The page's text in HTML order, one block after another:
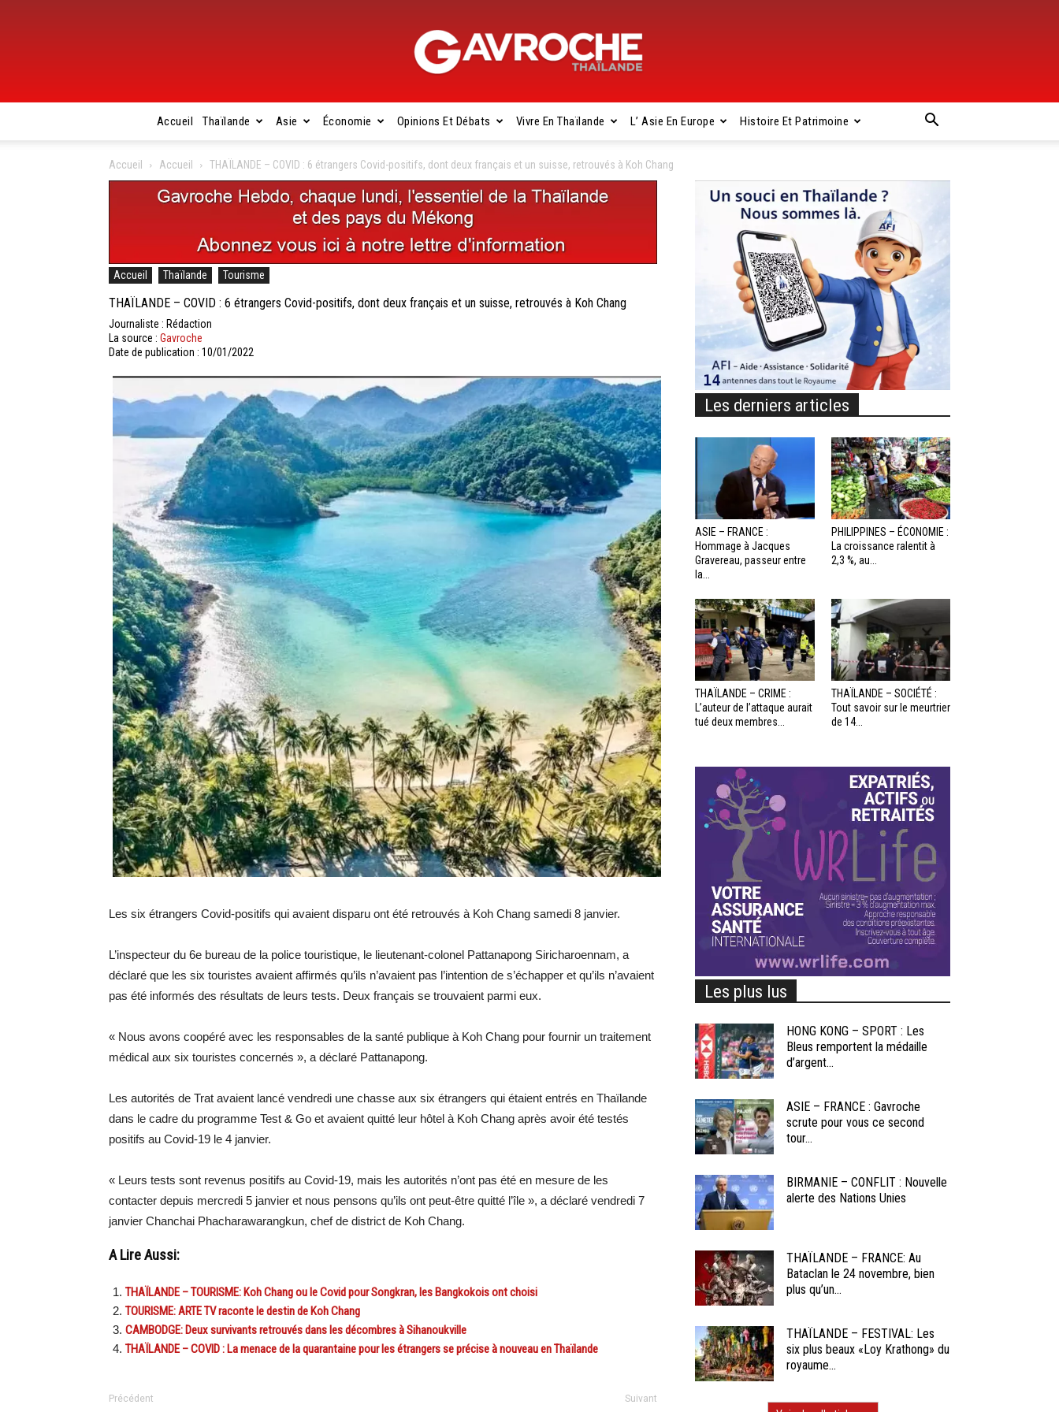
Gavroche
Accueil Thaïlande Asie Économie Opinions Et Débats Vivre En Thaïlande L’ Asie En Europe Histoire Et Patrimoine
Accueil Accueil THAÏLANDE – COVID : 6 étrangers Covid-positifs, dont deux français et un suisse, retrouvés à Koh Chang
Accueil Thaïlande Tourisme
THAÏLANDE – COVID : 6 étrangers Covid-positifs, dont deux français et un suisse, retrouvés à Koh Chang
Journaliste : Rédaction
La source : Gavroche
Date de publication : 10/01/2022
Les six étrangers Covid-positifs qui avaient disparu ont été retrouvés à Koh Chang samedi 8 janvier.
L’inspecteur du 6e bureau de la police touristique, le lieutenant-colonel Pattanapong Siricharoennam, a
déclaré que les six touristes avaient affirmés qu’ils n’avaient pas l’intention de s’échapper et qu’ils n’avaient
pas été informés des résultats de leurs tests. Deux français se trouvaient parmi eux.
« Nous avons coopéré avec les responsables de la santé publique à Koh Chang pour fournir un traitement
médical aux six touristes concernés », a déclaré Pattanapong.
Les autorités de Trat avaient lancé vendredi une chasse aux six étrangers qui étaient entrés en Thaïlande
dans le cadre du programme Test & Go et avaient quitté leur hôtel à Koh Chang après avoir été testés
positifs au Covid-19 le 4 janvier.
« Leurs tests sont revenus positifs au Covid-19, mais les autorités n’ont pas été en mesure de les
contacter depuis mercredi 5 janvier et nous pensons qu’ils ont peut-être quitté l’île », a déclaré vendredi 7
janvier Chanchai Phacharawarangkun, chef de district de Koh Chang.
A Lire Aussi:
THAÏLANDE – TOURISME: Koh Chang ou le Covid pour Songkran, les Bangkokois ont choisi
TOURISME: ARTE TV raconte le destin de Koh Chang
CAMBODGE: Deux survivants retrouvés dans les décombres à Sihanoukville
THAÏLANDE – COVID : La menace de la quarantaine pour les étrangers se précise à nouveau en Thaïlande
Précédent Suivant
Les derniers articles
ASIE – FRANCE :
Hommage à Jacques
Gravereau, passeur entre
la...
PHILIPPINES – ÉCONOMIE :
La croissance ralentit à
2,3 %, au...
THAÏLANDE – CRIME :
L’auteur de l’attaque aurait
tué deux membres...
THAÏLANDE – SOCIÉTÉ :
Tout savoir sur le meurtrier
de 14...
Les plus lus
HONG KONG – SPORT : Les
Bleus remportent la médaille
d’argent...
ASIE – FRANCE : Gavroche
scrute pour vous ce second
tour...
BIRMANIE – CONFLIT : Nouvelle
alerte des Nations Unies
THAÏLANDE – FRANCE: Au
Bataclan le 24 novembre, bien
plus qu’un...
THAÏLANDE – FESTIVAL: Les
six plus beaux «Loy Krathong» du
royaume...